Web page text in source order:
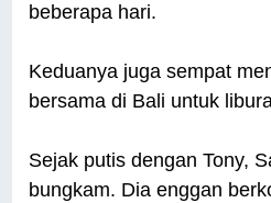
beberapa hari.
Keduanya juga sempat
bersama di Bali untuk
Sejak putis dengan Tony,
bungkam. Dia enggan